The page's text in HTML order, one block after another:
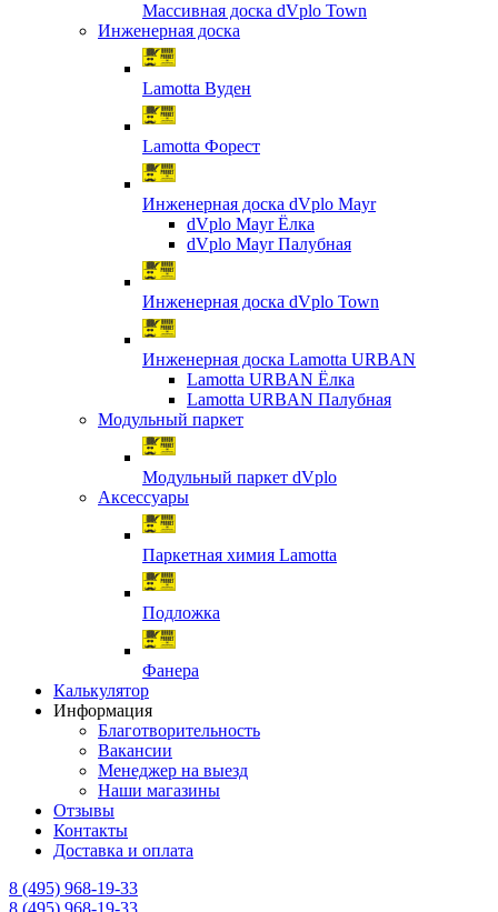
Массивная доска dVplo Town
Инженерная доска
Lamotta Вуден
Lamotta Форест
Инженерная доска dVplo Mayr
dVplo Mayr Ёлка
dVplo Mayr Палубная
Инженерная доска dVplo Town
Инженерная доска Lamotta URBAN
Lamotta URBAN Ёлка
Lamotta URBAN Палубная
Модульный паркет
Модульный паркет dVplo
Аксессуары
Паркетная химия Lamotta
Подложка
Фанера
Калькулятор
Информация
Благотворительность
Вакансии
Менеджер на выезд
Наши магазины
Отзывы
Контакты
Доставка и оплата
8 (495) 968-19-33
8 (495) 968-19-33